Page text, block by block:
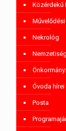
Közérdekű
Nekrológ
Óvoda hírei
Posta